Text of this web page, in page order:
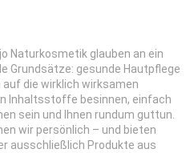
Naturkosmetik glauben an ein
Grundsätze: gesunde Hautpflege
die wirklich wirksamen
Inhaltsstoffe besinnen, einfach
sein und Ihnen rundum guttun.
wir persönlich – und bieten
ausschließlich Produkte aus